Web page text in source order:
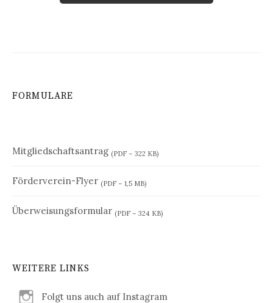
FORMULARE
Mitgliedschaftsantrag (PDF – 322 KB)
Förderverein-Flyer (PDF – 1,5 MB)
Überweisungsformular (PDF – 324 KB)
WEITERE LINKS
Folgt uns auch auf Instagram